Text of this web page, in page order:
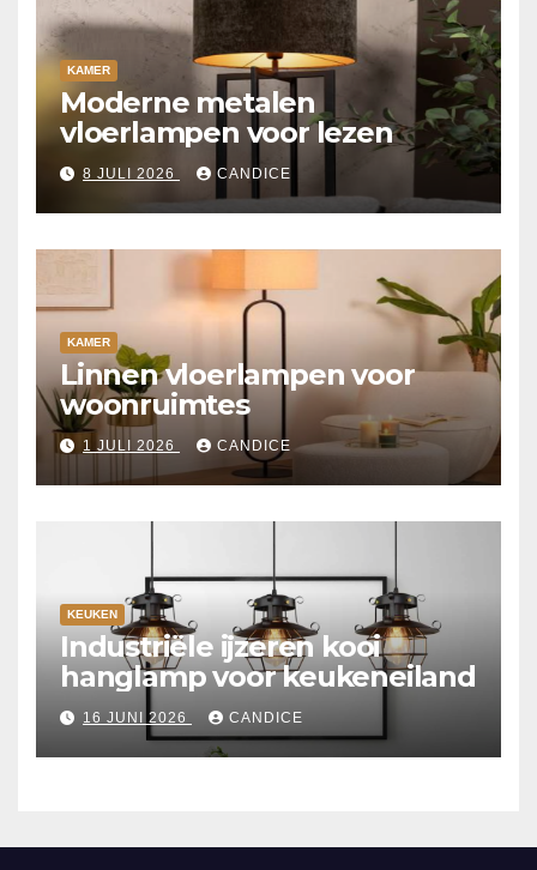
KAMER
Moderne metalen
vloerlampen voor lezen
8 JULI 2026 CANDICE
KAMER
Linnen vloerlampen voor
woonruimtes
1 JULI 2026 CANDICE
KEUKEN
Industriële ijzeren kooi
hanglamp voor keukeneiland
16 JUNI 2026 CANDICE